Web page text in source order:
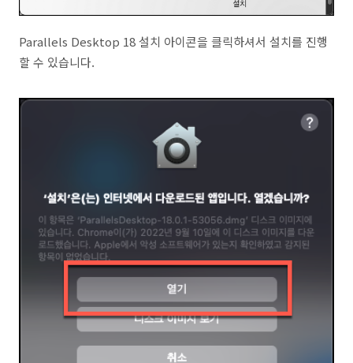
Parallels Desktop 18 설치 아이콘을 클릭하셔서 설치를 진행
할 수 있습니다.